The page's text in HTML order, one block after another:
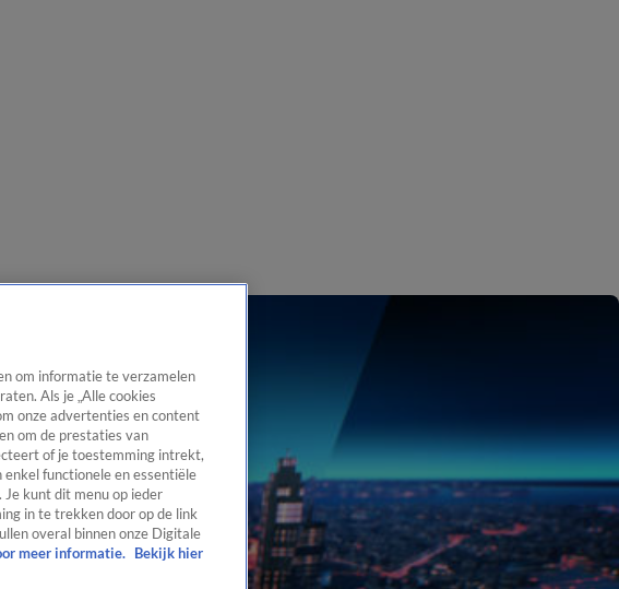
om informatie te verzamelen
Als je „Alle cookies
onze advertenties en content
om de prestaties van
of je toestemming intrekt,
functionele en essentiële
kunt dit menu op ieder
in te trekken door op de link
overal binnen onze Digitale
meer informatie.
Bekijk hier